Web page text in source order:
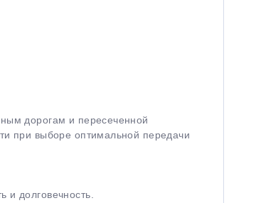
дорогам и пересеченной
при выборе оптимальной передачи
долговечность.